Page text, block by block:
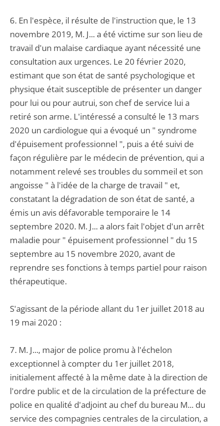
6. En l'espèce, il résulte de l'instruction que, le 13
novembre 2019, M. J... a été victime sur son lieu de
travail d'un malaise cardiaque ayant nécessité une
consultation aux urgences. Le 20 février 2020,
estimant que son état de santé psychologique et
physique était susceptible de présenter un danger
pour lui ou pour autrui, son chef de service lui a
retiré son arme. L'intéressé a consulté le 13 mars
2020 un cardiologue qui a évoqué un " syndrome
d'épuisement professionnel ", puis a été suivi de
façon régulière par le médecin de prévention, qui a
notamment relevé ses troubles du sommeil et son
angoisse " à l'idée de la charge de travail " et,
constatant la dégradation de son état de santé, a
émis un avis défavorable temporaire le 14
septembre 2020. M. J... a alors fait l'objet d'un arrêt
maladie pour " épuisement professionnel " du 15
septembre au 15 novembre 2020, avant de
reprendre ses fonctions à temps partiel pour raison
thérapeutique.
S'agissant de la période allant du 1er juillet 2018 au
19 mai 2020 :
7. M. J..., major de police promu à l'échelon
exceptionnel à compter du 1er juillet 2018,
initialement affecté à la même date à la direction de
l'ordre public et de la circulation de la préfecture de
police en qualité d'adjoint au chef du bureau M... du
service des compagnies centrales de la circulation, a